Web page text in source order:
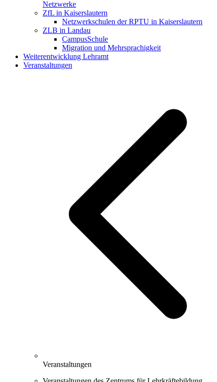
Netzwerke
ZfL in Kaiserslautern
Netzwerkschulen der RPTU in Kaiserslautern
ZLB in Landau
CampusSchule
Migration und Mehrsprachigkeit
Weiterentwicklung Lehramt
Veranstaltungen
Veranstaltungen